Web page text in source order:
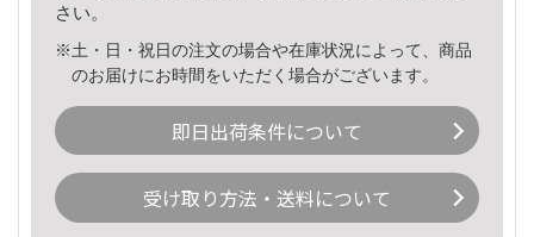
さい。
※土・日・祝日の注文の場合や在庫状況によって、商品
のお届けにお時間をいただく場合がございます。
即日出荷条件について
受け取り方法・送料について